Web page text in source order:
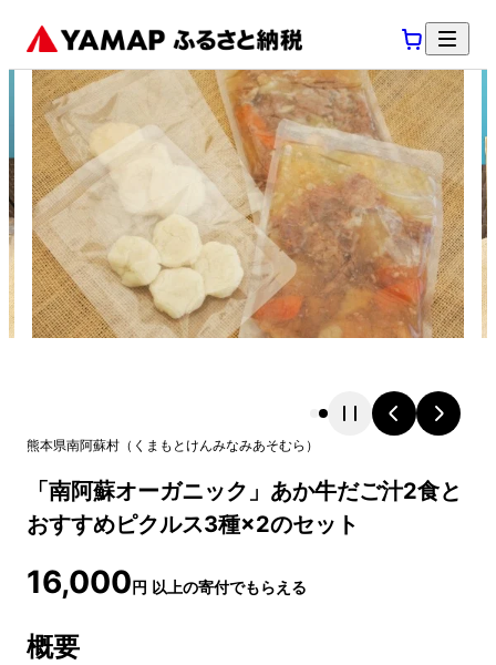
熊本県南阿蘇村 （ くまもとけんみなみあそむら ）
「南阿蘇オーガニック」あか牛だご汁2食と
おすすめピクルス3種×2のセット
16,000円 以上の寄付でもらえる
概要